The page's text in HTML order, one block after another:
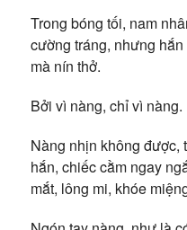
Trong bóng tối, nam
cường tráng, nhưng
mà nín thở.
Bởi vì nàng, chỉ vì nàng.
Nàng nhịn không được,
hắn, chiếc cằm ngay
mắt, lông mi, khóe